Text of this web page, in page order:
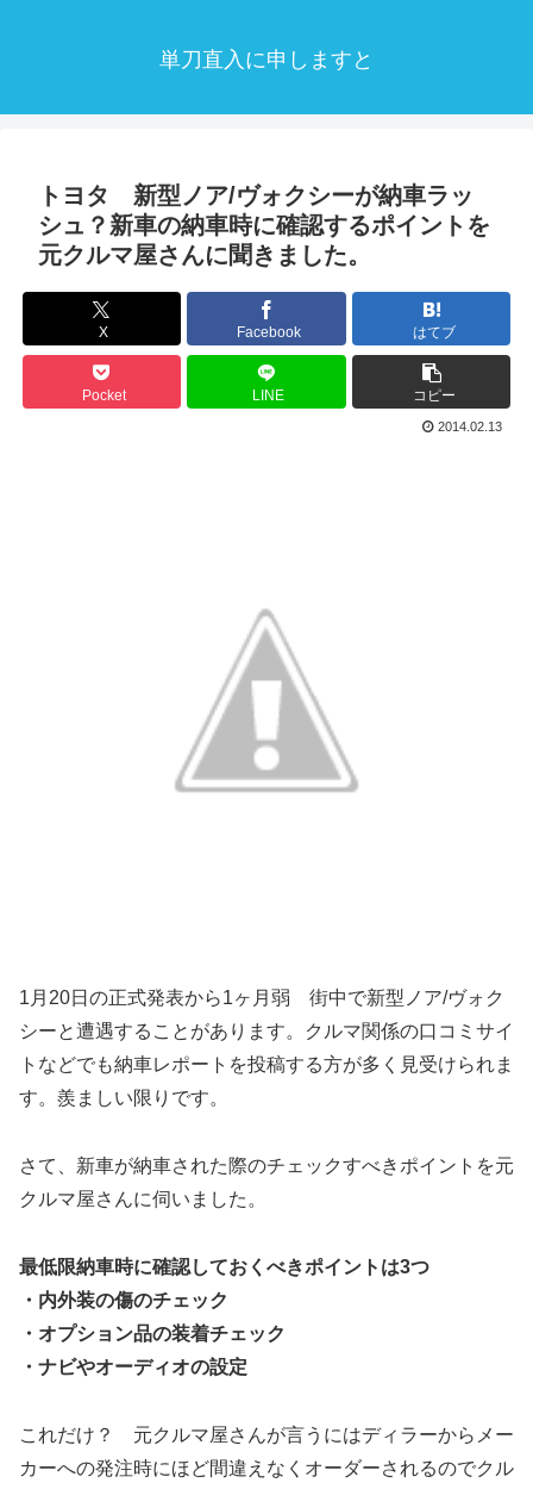
単刀直入に申しますと
トヨタ 新型ノア/ヴォクシーが納車ラッ
シュ？新車の納車時に確認するポイントを
元クルマ屋さんに聞きました。
X Facebook はてブ
Pocket LINE コピー
2014.02.13
1月20日の正式発表から1ヶ月弱 街中で新型ノア/ヴォク
シーと遭遇することがあります。クルマ関係の口コミサイ
トなどでも納車レポートを投稿する方が多く見受けられま
す。羨ましい限りです。
さて、新車が納車された際のチェックすべきポイントを元
クルマ屋さんに伺いました。
最低限納車時に確認しておくべきポイントは3つ
・内外装の傷のチェック
・オプション品の装着チェック
・ナビやオーディオの設定
これだけ？ 元クルマ屋さんが言うにはディラーからメー
カーへの発注時にほど間違えなくオーダーされるのでクル